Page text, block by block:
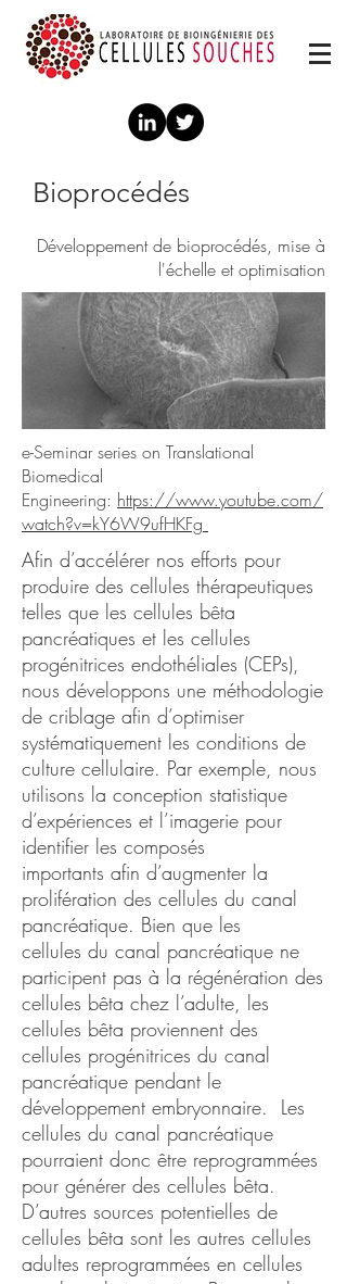
Bioprocédés
Développement de bioprocédés, mise à
l'échelle et optimisation
e-Seminar series on Translational
Biomedical
Engineering: https://www.youtube.com/
watch?v=kY6W9ufHKFg
Afin d’accélérer nos efforts pour
produire des cellules thérapeutiques
telles que les cellules bêta
pancréatiques et les cellules
progénitrices endothéliales (CEPs),
nous développons une méthodologie
de criblage afin d’optimiser
systématiquement les conditions de
culture cellulaire. Par exemple, nous
utilisons la conception statistique
d’expériences et l’imagerie pour
identifier les composés
importants afin d’augmenter la
prolifération des cellules du canal
pancréatique. Bien que les
cellules du canal pancréatique ne
participent pas à la régénération des
cellules bêta chez l’adulte, les
cellules bêta proviennent des
cellules progénitrices du canal
pancréatique pendant le
développement embryonnaire. Les
cellules du canal pancréatique
pourraient donc être reprogrammées
pour générer des cellules bêta.
D’autres sources potentielles de
cellules bêta sont les autres cellules
adultes reprogrammées en cellules